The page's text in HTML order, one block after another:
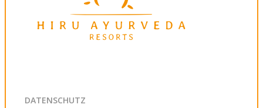
DATENSCHUTZ